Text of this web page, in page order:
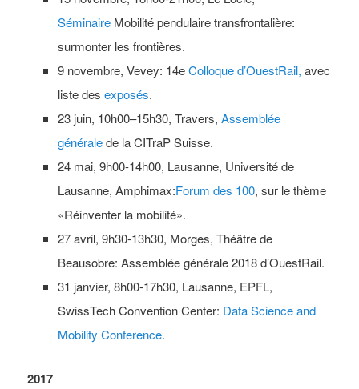
Séminaire Mobilité pendulaire transfrontalière:
surmonter les frontières.
9 novembre, Vevey: 14eColloque d’OuestRail, avec
liste des exposés.
23 juin, 10h00–15h30, Travers, Assemblée
généralede la CITraP Suisse.
24 mai, 9h00-14h00, Lausanne, Université de
Lausanne, Amphimax:Forum des 100, sur le thème
«Réinventer la mobilité».
27 avril, 9h30-13h30, Morges, Théâtre de
Beausobre: Assemblée générale 2018 d’OuestRail.
31 janvier, 8h00-17h30, Lausanne, EPFL,
SwissTech Convention Center: Data Science and
Mobility Conference.
2017